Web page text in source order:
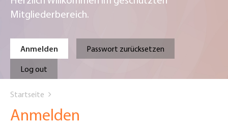
Mitgliederbereich.
Primary
tabs
Anmelden Passwort zurücksetzen
Log out
are
here
Startseite
Anmelden